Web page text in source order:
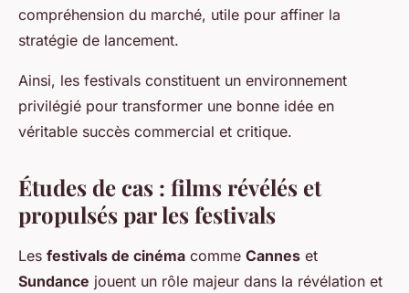
compréhension du marché, utile pour affiner la
stratégie de lancement.
Ainsi, les festivals constituent un environnement
privilégié pour transformer une bonne idée en
véritable succès commercial et critique.
Études de cas : films révélés et
propulsés par les festivals
Les festivals de cinéma comme Cannes et
Sundance jouent un rôle majeur dans la révélation et